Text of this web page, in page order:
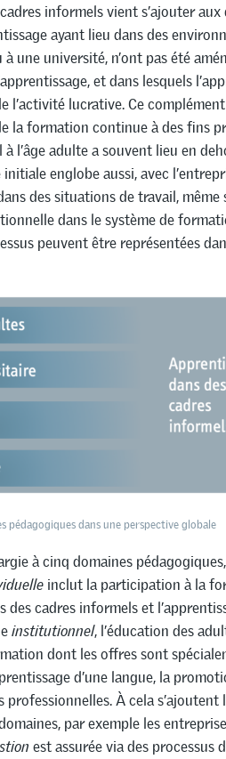
informels vient s’ajouter
ayant lieu dans des
une université, n’ont pas été
et dans lesquels
l’activité lucrative. Ce
la formation continue à des fins
l’âge adulte a souvent lieu en
englobe aussi, avec
des situations de travail,
dans le système de
peuvent être représentées
pédagogiques dans une perspective globale
à cinq domaines
inclut la participation à la
des cadres informels et
institutionnel, l’éducation des
dont les offres sont
d’une langue, la
À cela s’ajoutent
par exemple les
est assurée via des processus